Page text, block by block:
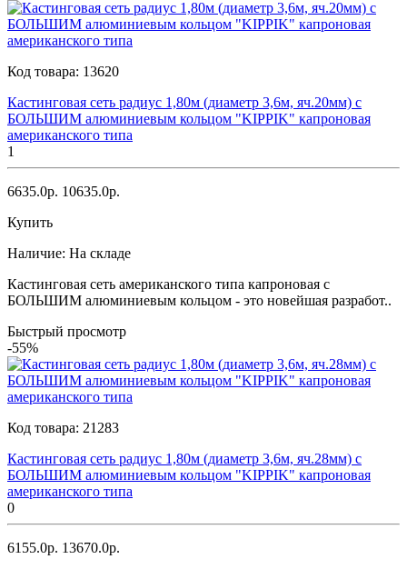
Код товара: 13620
Кастинговая сеть радиус 1,80м (диаметр 3,6м, яч.20мм) с
БОЛЬШИМ алюминиевым кольцом "KIPPIK" капроновая
американского типа
1
6635.0р. 10635.0р.
Купить
Наличие: На складе
Кастинговая сеть американского типа капроновая с
БОЛЬШИМ алюминиевым кольцом - это новейшая разработ..
Быстрый просмотр
-55%
Код товара: 21283
Кастинговая сеть радиус 1,80м (диаметр 3,6м, яч.28мм) с
БОЛЬШИМ алюминиевым кольцом "KIPPIK" капроновая
американского типа
0
6155.0р. 13670.0р.